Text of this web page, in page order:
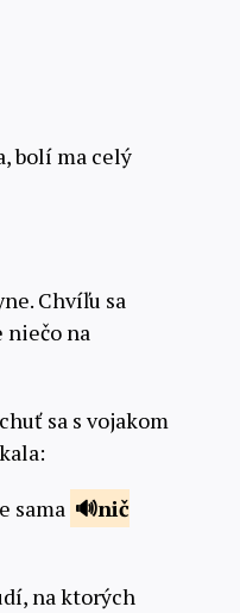
bolí ma celý
Chvíľu sa
niečo na
sa s vojakom
sama
nič
na ktorých